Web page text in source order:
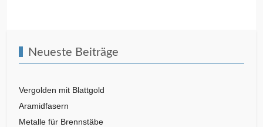
Neueste Beiträge
Vergolden mit Blattgold
Aramidfasern
Metalle für Brennstäbe